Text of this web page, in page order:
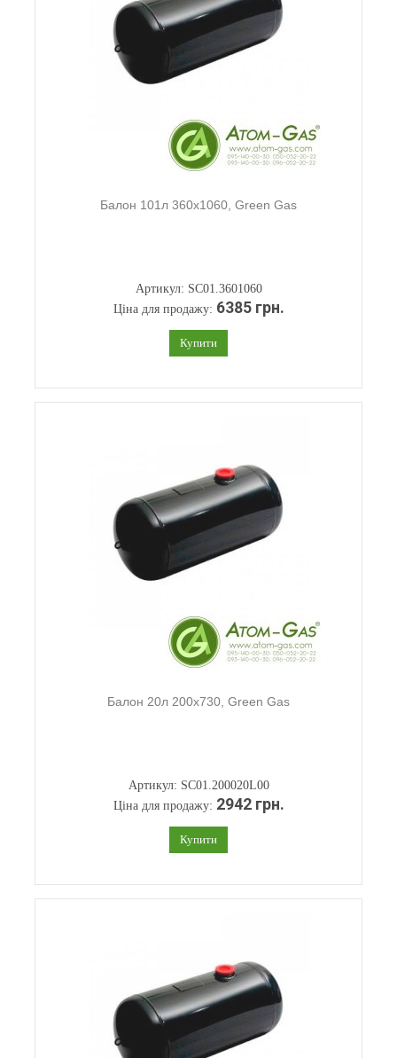
Балон 101л 360х1060, Green Gas
Артикул: SC01.3601060
Ціна для продажу: 6385 грн.
Купити
Балон 20л 200х730, Green Gas
Артикул: SC01.200020L00
Ціна для продажу: 2942 грн.
Купити